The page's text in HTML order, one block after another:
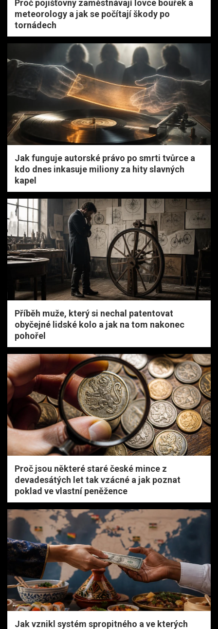
Proč pojišťovny zaměstnávají lovce bouřek a
meteorology a jak se počítají škody po
tornádech
Jak funguje autorské právo po smrti tvůrce a
kdo dnes inkasuje miliony za hity slavných
kapel
Příběh muže, který si nechal patentovat
obyčejné lidské kolo a jak na tom nakonec
pohořel
Proč jsou některé staré české mince z
devadesátých let tak vzácné a jak poznat
poklad ve vlastní peněžence
Jak vznikl systém spropitného a ve kterých